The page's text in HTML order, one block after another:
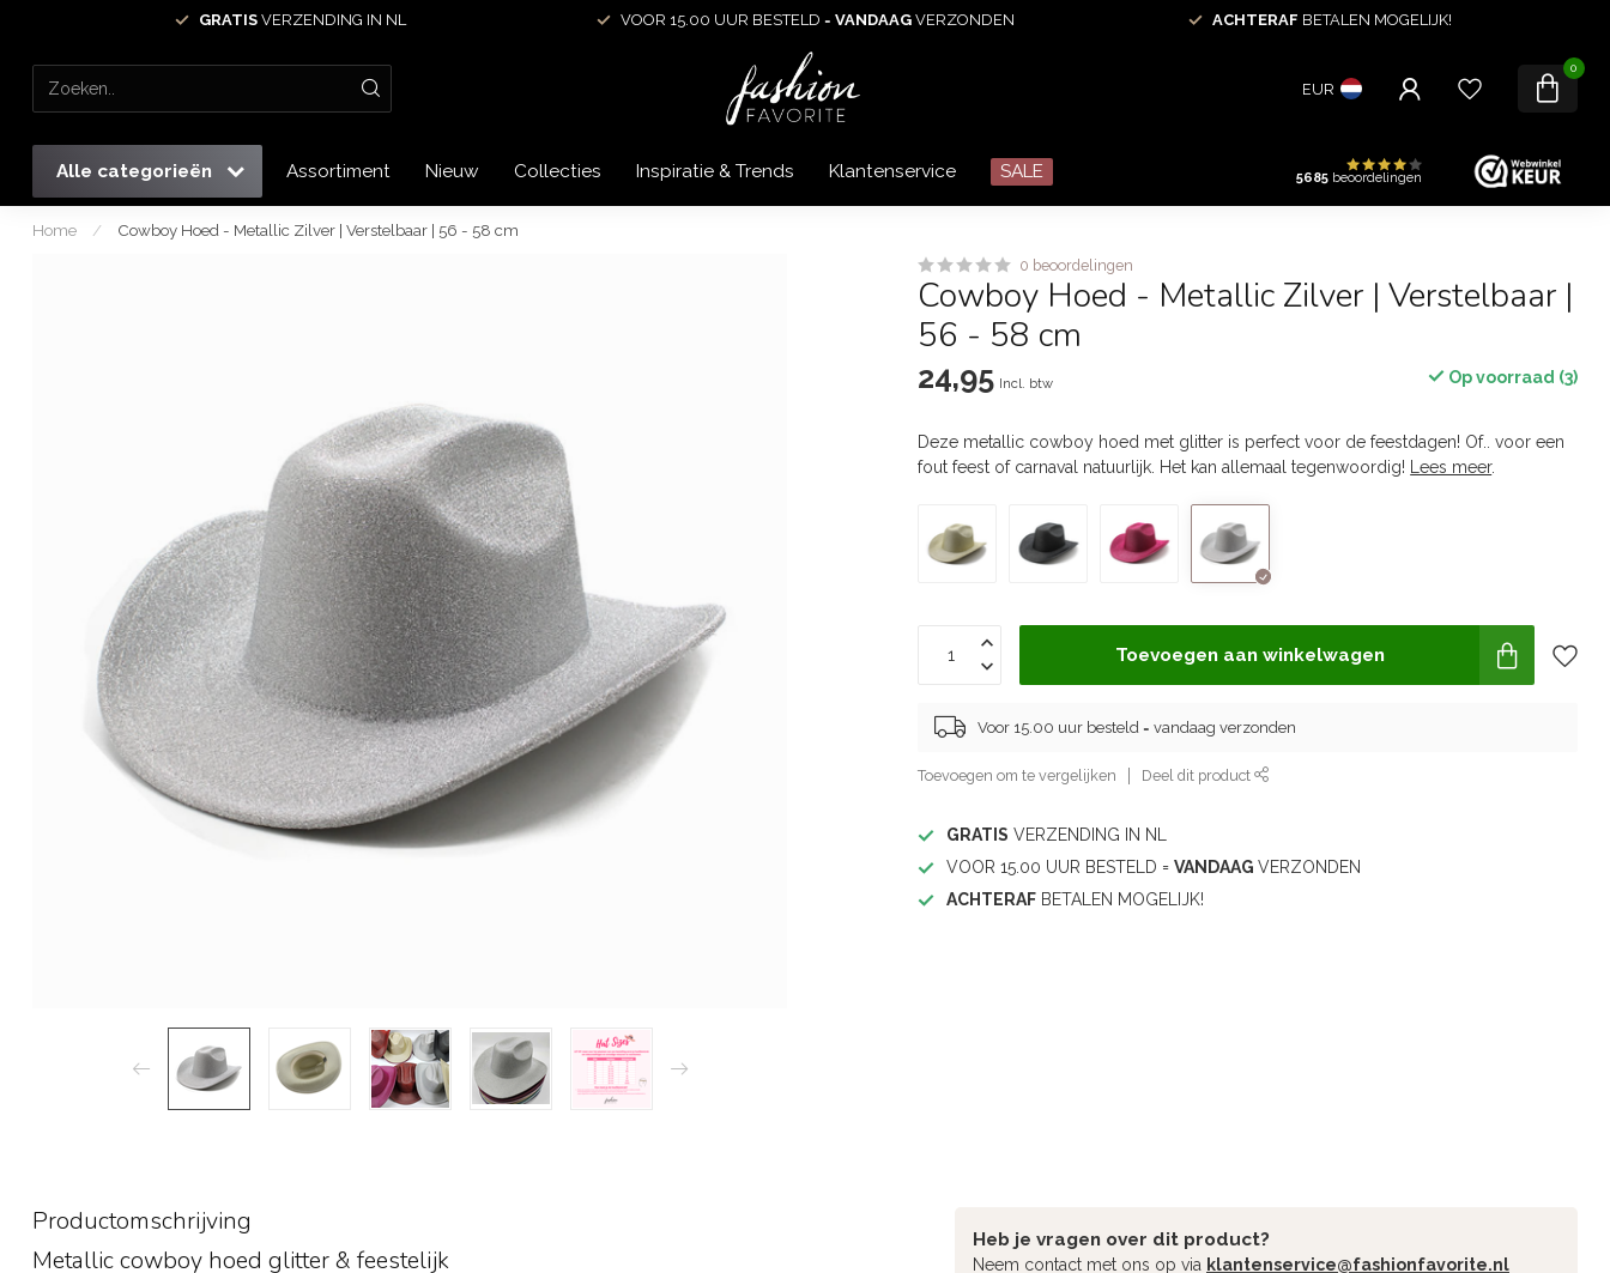
GRATISVERZENDING IN NL VOOR 15.00 UUR BESTELD = VANDAAG VERZONDEN ACHTERAF BETALEN MOGELIJK!
EUR
0
Alle categorieën Assortiment Nieuw Collecties Inspiratie & Trends Klantenservice SALE 5685 beoordelingen
Home / Cowboy Hoed - Metallic Zilver | Verstelbaar | 56 - 58 cm
0 beoordelingen
Cowboy Hoed - Metallic Zilver | Verstelbaar |
56 - 58 cm
24,95 Incl. btw Op voorraad (3)
Deze metallic cowboy hoed met glitter is perfect voor de feestdagen! Of.. voor een
fout feest of carnaval natuurlijk. Het kan allemaal tegenwoordig!
Lees meer.
Toevoegen aan winkelwagen
Voor 15.00 uur besteld = vandaag verzonden
Toevoegen om te vergelijken Deel dit product
GRATIS VERZENDING IN NL
VOOR 15.00 UUR BESTELD =VANDAAGVERZONDEN
ACHTERAF BETALEN MOGELIJK!
Productomschrijving
Metallic cowboy hoed glitter & feestelijk
Heb je vragen over dit product?
Neem contact met ons op via klantenservice@fashionfavorite.nl